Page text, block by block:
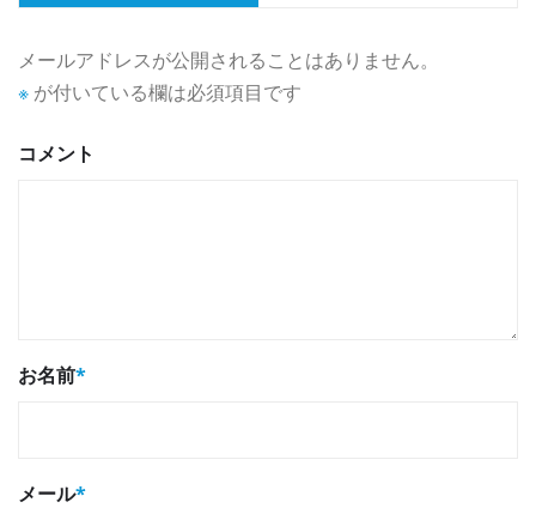
メールアドレスが公開されることはありません。
※ が付いている欄は必須項目です
コメント
お名前*
メール*